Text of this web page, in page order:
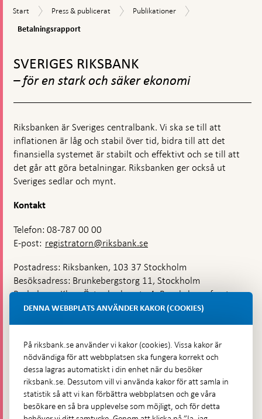
Start
Start
Press
publicerat
Press & publicerat Publikationer
Publikationer
Betalningsrapport
toppnavigation
SVERIGES RIKSBANK
– för en stark och säker ekonomi
Riksbanken är Sveriges centralbank. Vi ska se till att
inflationen är låg och stabil över tid, bidra till att det
finansiella systemet är stabilt och effektivt och se till att
det går att göra betalningar. Riksbanken ger också ut
Sveriges sedlar och mynt.
Kontakt
Telefon: 08-787 00 00
E-post: registratorn@riksbank.se
Postadress: Riksbanken, 103 37 Stockholm
Besöksadress: Brunkebergstorg 11, Stockholm
Budadress: Klara Östra kyrkogata 4, Brunkebergsfaret,
Lastplats 6
Hitta direkt
Frågor och svar-
Öppnas
Till Riksbankens webbarkiv-
DENNA WEBBPLATS ANVÄNDER KAKOR (COOKIES)
På riksbank.se använder vi kakor (cookies). Vissa kakor är
nödvändiga för att webbplatsen ska fungera korrekt och
dessa lagras automatiskt i din enhet när du besöker
riksbank.se. Dessutom vill vi använda kakor för att samla in
statistik så att vi kan förbättra webbplatsen och ge våra
besökare en så bra upplevelse som möjligt, och för detta